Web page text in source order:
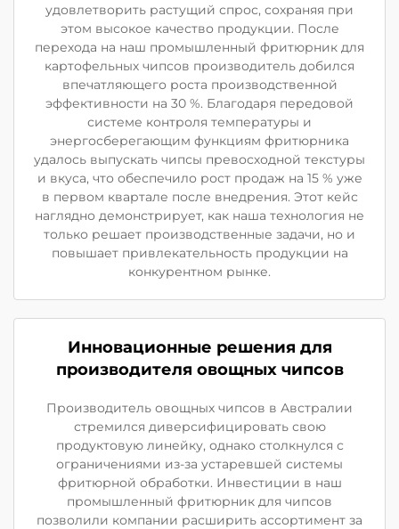
удовлетворить растущий спрос, сохраняя при
этом высокое качество продукции. После
перехода на наш промышленный фритюрник для
картофельных чипсов производитель добился
впечатляющего роста производственной
эффективности на 30 %. Благодаря передовой
системе контроля температуры и
энергосберегающим функциям фритюрника
удалось выпускать чипсы превосходной текстуры
и вкуса, что обеспечило рост продаж на 15 % уже
в первом квартале после внедрения. Этот кейс
наглядно демонстрирует, как наша технология не
только решает производственные задачи, но и
повышает привлекательность продукции на
конкурентном рынке.
Инновационные решения для
производителя овощных чипсов
Производитель овощных чипсов в Австралии
стремился диверсифицировать свою
продуктовую линейку, однако столкнулся с
ограничениями из-за устаревшей системы
фритюрной обработки. Инвестиции в наш
промышленный фритюрник для чипсов
позволили компании расширить ассортимент за